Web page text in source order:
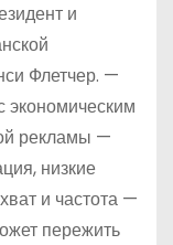
и
Флетчер. —
экономическим
рекламы —
низкие
и частота —
пережить